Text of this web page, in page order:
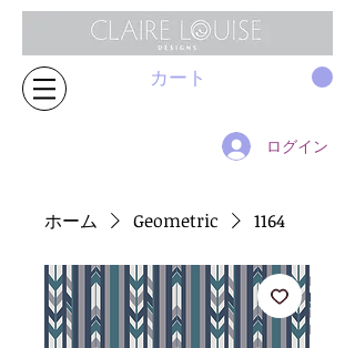
カート
ログイン
ホーム Geometric 1164